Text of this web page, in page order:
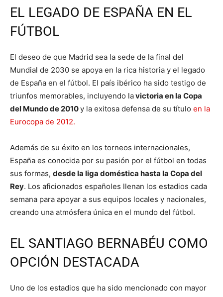
EL LEGADO DE ESPAÑA EN EL
FÚTBOL
El deseo de que Madrid sea la sede de la final del
Mundial de 2030 se apoya en la rica historia y el legado
de España en el fútbol. El país ibérico ha sido testigo de
triunfos memorables, incluyendo lavictoria en la Copa
del Mundo de 2010y la exitosa defensa de su título en la
Eurocopa de 2012.
Además de su éxito en los torneos internacionales,
España es conocida por su pasión por el fútbol en todas
sus formas, desde la liga doméstica hasta la Copa del
Rey. Los aficionados españoles llenan los estadios cada
semana para apoyar a sus equipos locales y nacionales,
creando una atmósfera única en el mundo del fútbol.
EL SANTIAGO BERNABÉU COMO
OPCIÓN DESTACADA
Uno de los estadios que ha sido mencionado con mayor